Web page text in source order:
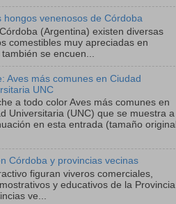
hongos venenosos de Córdoba
(Argentina) existen diversas
comestibles muy apreciadas en
se encuen...
Aves más comunes en Ciudad
UNC
a todo color Aves más comunes en
Universitaria (UNC) que se muestra a
en esta entrada (tamaño original
Córdoba y provincias vecinas
figuran viveros comerciales,
y educativos de la Provincia
ve...